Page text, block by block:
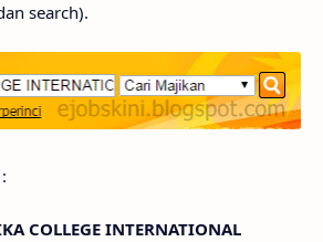
search).
COLLEGE INTERNATIONAL